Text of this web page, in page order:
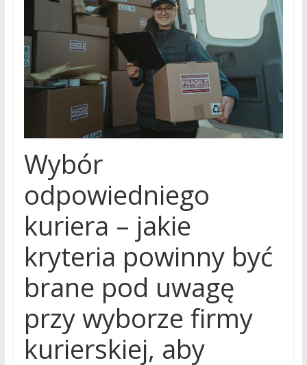
Wybór
odpowiedniego
kuriera – jakie
kryteria powinny być
brane pod uwagę
przy wyborze firmy
kurierskiej, aby